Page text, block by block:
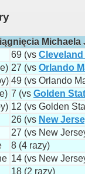
Michaela
69 (vs
27 (vs Orlando
49 (vs Orlando
7 (vs Golden
12 (vs Golden
26 (vs New
27 (vs New
8 (4 razy)
14 (vs New
18 (2 razy)